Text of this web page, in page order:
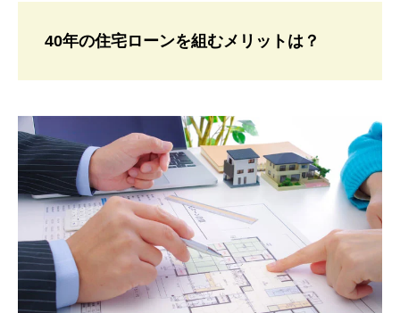
40年の住宅ローンを組むメリットは？